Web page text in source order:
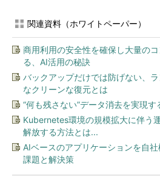
関連資料（ホワイトペーパー）
商用利用の安全性を確保し大量の
る、AI活用の秘訣
バックアップだけでは防げない、
なクリーンな復元とは
“何も残さない”データ消去を実現
Kubernetes環境の規模拡大に伴う
解放する方法とは...
AIベースのアプリケーションを自
課題と解決策